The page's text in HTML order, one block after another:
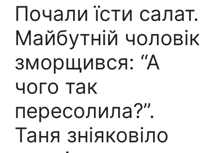
Почали їсти салат.
Майбутній чоловік
зморщився: “А
чого так
пересолила?”.
Таня зніяковіло